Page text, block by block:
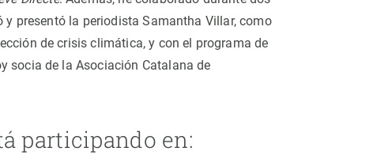
presentó la periodista Samantha Villar, como
de crisis climática, y con el programa de
socia de la Asociación Catalana de
participando en: